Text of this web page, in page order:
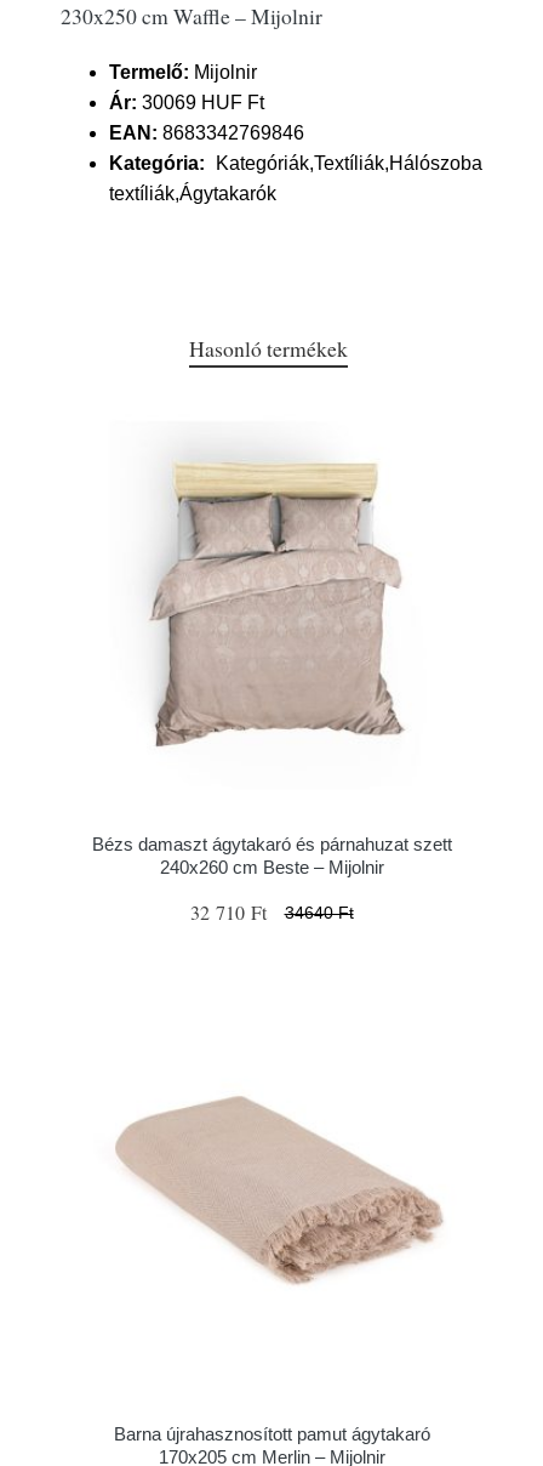
230x250 cm Waffle – Mijolnir
Termelő: Mijolnir
Ár: 30069 HUF Ft
EAN: 8683342769846
Kategória: Kategóriák,Textíliák,Hálószoba
textíliák,Ágytakarók
Hasonló termékek
Bézs damaszt ágytakaró és párnahuzat szett
240x260 cm Beste – Mijolnir
32 710 Ft 34640 Ft
Barna újrahasznosított pamut ágytakaró
170x205 cm Merlin – Mijolnir